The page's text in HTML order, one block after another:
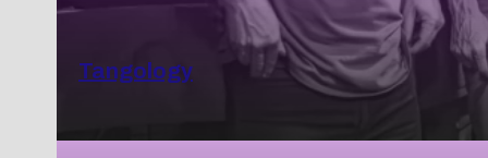
Tangology